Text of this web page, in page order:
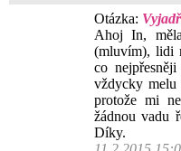
Otázka:
Ahoj In,
(mluvím), lidi
co
vždycky melu
protože mi
žádnou vadu
Díky.